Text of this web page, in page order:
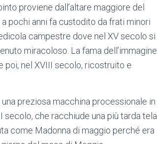
proviene dall’altare maggiore del
pochi anni fa custodito da frati minori
campestre dove nel XV secolo si
miracoloso. La fama dell’immagine
poi, nel XVIII secolo, ricostruito e
preziosa macchina processionale in
secolo, che racchiude una più tarda tela
come Madonna di maggio perché era